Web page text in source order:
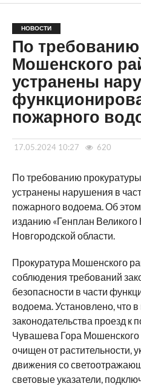
НОВОСТИ
По
Мошенского
устранены
пожарного
17.05.2024 10:27 620
По требованию
устранены нарушения в
пожарного водоема. Об
изданию «Генплан
Новгородской области.
Прокуратура Мошенского
соблюдения требований
безопасности в части
водоема. Установлено, что
законодательства проезд к
Чувашева Гора Мошенского
очищен от растительности,
движения со
световые указатели,